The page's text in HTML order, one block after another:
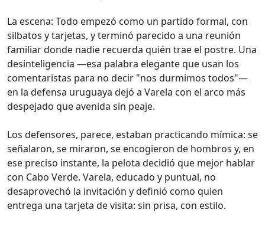
La escena: Todo empezó como un partido formal, con
silbatos y tarjetas, y terminó parecido a una reunión
familiar donde nadie recuerda quién trae el postre. Una
desinteligencia —esa palabra elegante que usan los
comentaristas para no decir "nos durmimos todos"—
en la defensa uruguaya dejó a Varela con el arco más
despejado que avenida sin peaje.
Los defensores, parece, estaban practicando mímica: se
señalaron, se miraron, se encogieron de hombros y, en
ese preciso instante, la pelota decidió que mejor hablar
con Cabo Verde. Varela, educado y puntual, no
desaprovechó la invitación y definió como quien
entrega una tarjeta de visita: sin prisa, con estilo.